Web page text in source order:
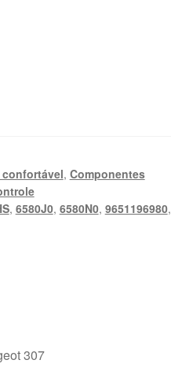
confortável, Componentes
, 6580J0, 6580N0, 9651196980,
307